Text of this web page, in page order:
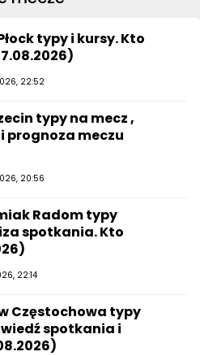
typy i kursy. Kto
22:52
typy na mecz ,
prognoza meczu
20:56
Radom typy
spotkania. Kto
22:14
Częstochowa typy
spotkania i